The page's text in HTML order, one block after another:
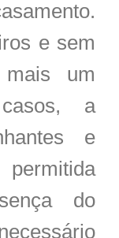
e sem
um
a
e
do